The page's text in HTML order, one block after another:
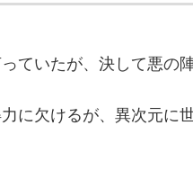
ていたが、決して悪の
に欠けるが、異次元に